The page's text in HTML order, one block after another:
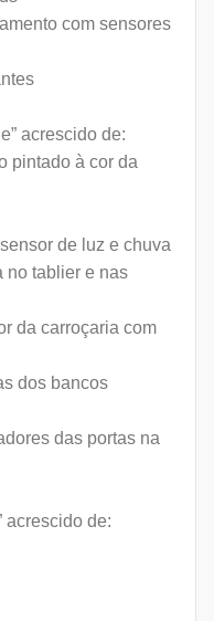
com sensores
acrescido de:
pintado à cor da
de luz e chuva
no tablier e nas
da carroçaria com
dos bancos
das portas na
acrescido de: